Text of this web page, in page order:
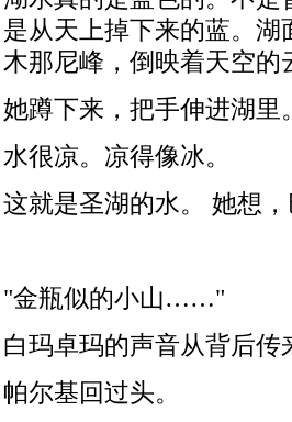
是从天上掉下来的蓝。
木那尼峰，倒映着天空
她蹲下来，把手伸进湖里。
水很凉。凉得像冰。
这就是圣湖的水。
她想
"金瓶似的小山……"
白玛卓玛的声音从背后传
帕尔基回过头。